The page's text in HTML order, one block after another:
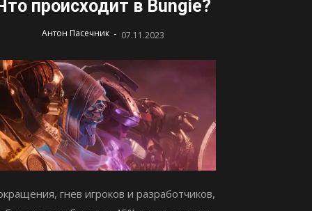
происходит в Bungie?
Антон Пасечник - 07.11.2023
гнев игроков и разработчиков,